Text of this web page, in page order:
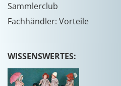
Sammlerclub
Fachhändler: Vorteile
WISSENSWERTES: